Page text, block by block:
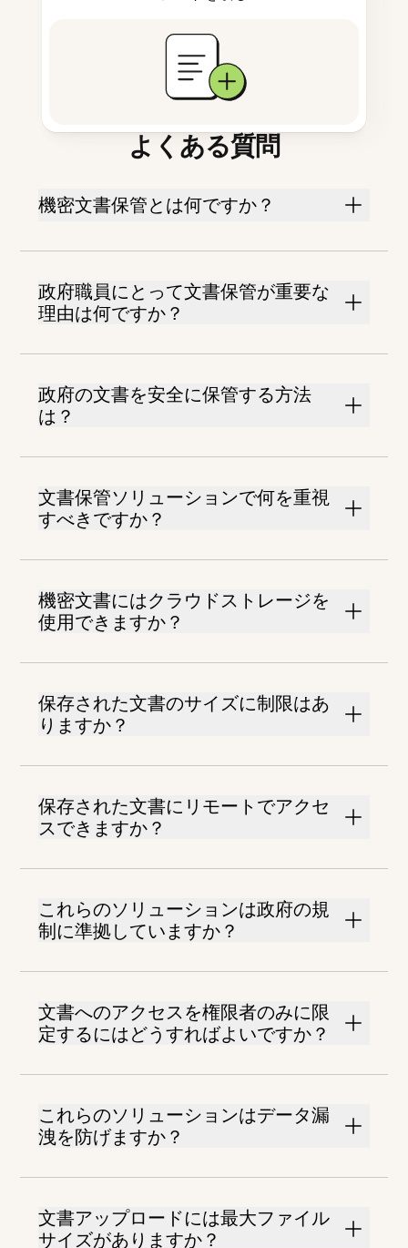
よくある質問
機密文書保管とは何ですか？
政府職員にとって文書保管が重要な
理由は何ですか？
政府の文書を安全に保管する方法
は？
文書保管ソリューションで何を重視
すべきですか？
機密文書にはクラウドストレージを
使用できますか？
保存された文書のサイズに制限はあ
りますか？
保存された文書にリモートでアクセ
スできますか？
これらのソリューションは政府の規
制に準拠していますか？
文書へのアクセスを権限者のみに限
定するにはどうすればよいですか？
これらのソリューションはデータ漏
洩を防げますか？
文書アップロードには最大ファイル
サイズがありますか？